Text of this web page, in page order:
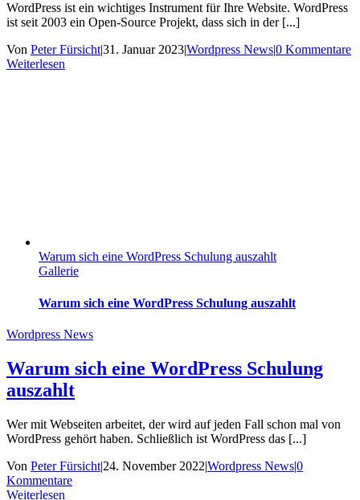
WordPress ist ein wichtiges Instrument für Ihre Website. WordPress
ist seit 2003 ein Open-Source Projekt, dass sich in der [...]
Von Peter Fürsicht|31. Januar 2023|Wordpress News|0 Kommentare
Weiterlesen
Warum sich eine WordPress Schulung auszahlt
Gallerie
Warum sich eine WordPress Schulung auszahlt
Wordpress News
Warum sich eine WordPress Schulung
auszahlt
Wer mit Webseiten arbeitet, der wird auf jeden Fall schon mal von
WordPress gehört haben. Schließlich ist WordPress das [...]
Von Peter Fürsicht|24. November 2022|Wordpress News|0
Kommentare
Weiterlesen